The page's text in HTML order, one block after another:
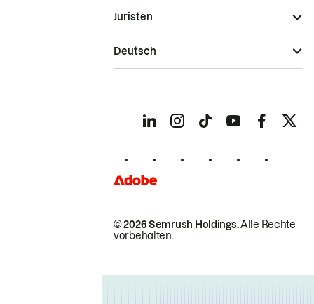
© 2026 Semrush Holdings.Alle Rechte
vorbehalten.
Juristen
Deutsch